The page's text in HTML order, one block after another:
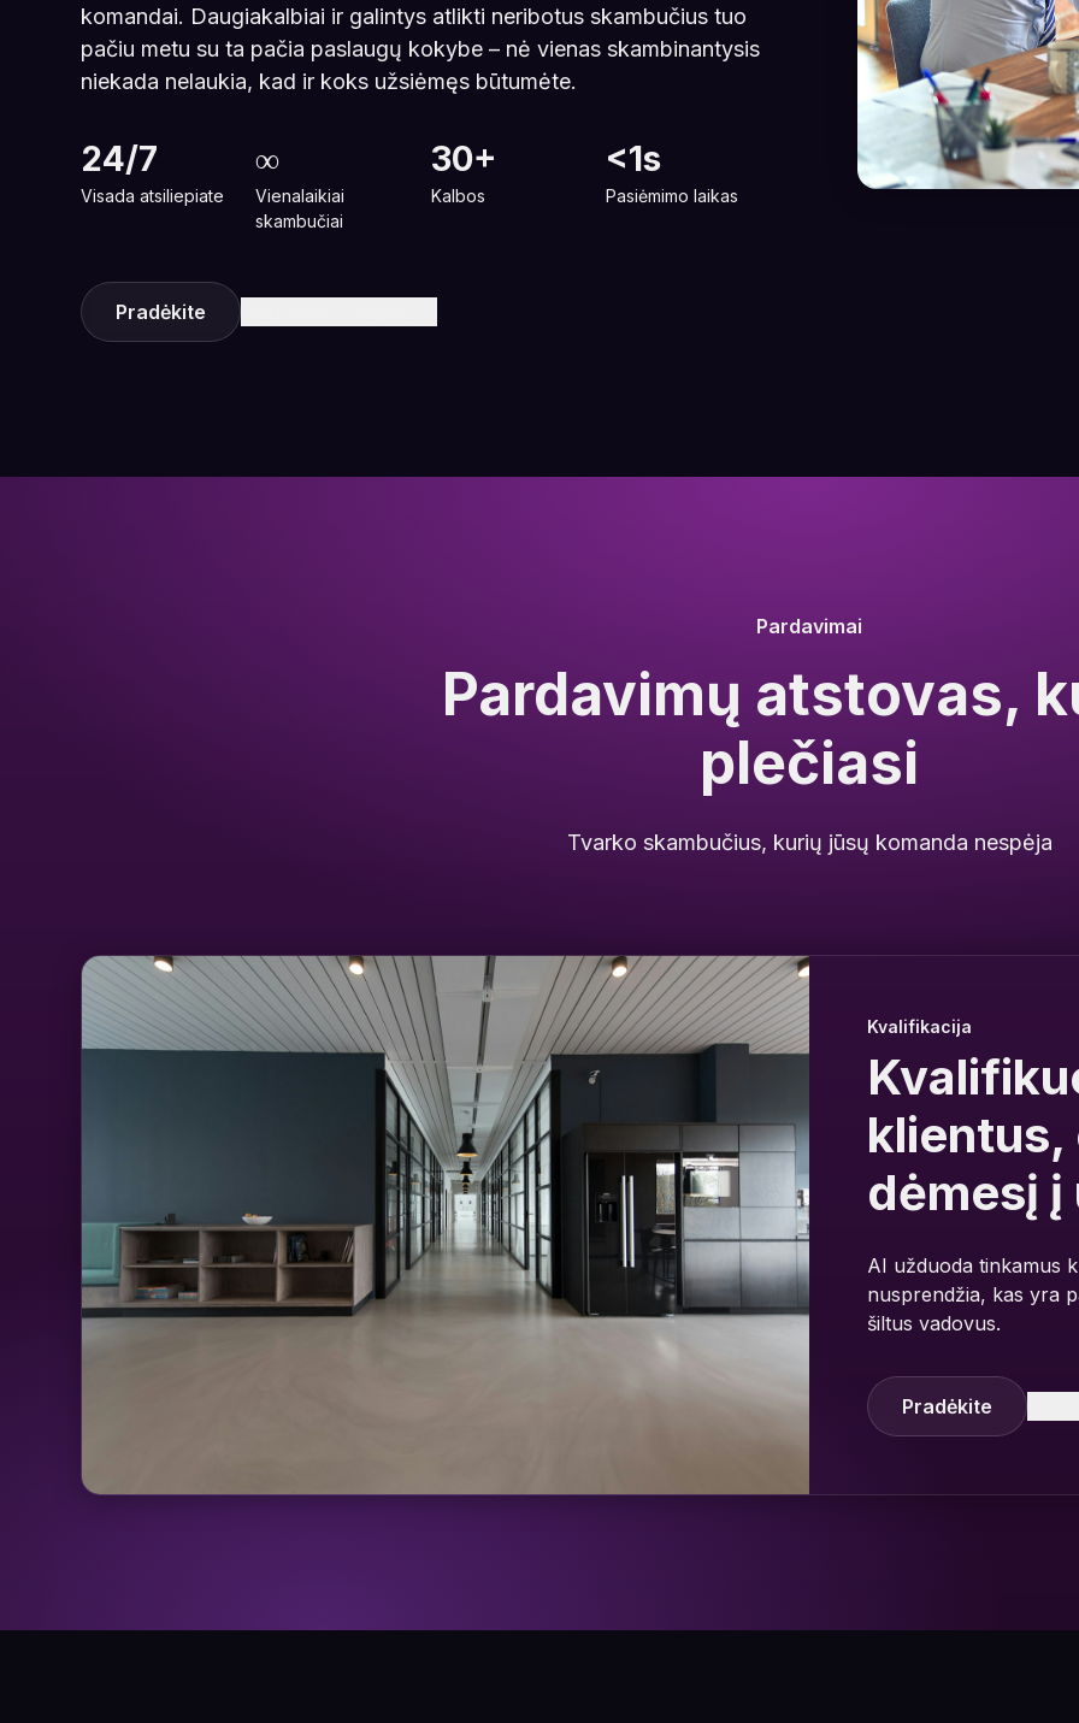
komandai. Daugiakalbiai ir galintys atlikti neribotus skambučius tuo
pačiu metu su ta pačia paslaugų kokybe – nė vienas skambinantysis
niekada nelaukia, kad ir koks užsiėmęs būtumėte.
24/7
Visada atsiliepiate
∞
Vienalaikiai
skambučiai
30+
Kalbos
<1s
Pasiėmimo laikas
Pradėkite
Pardavimai
Pardavimų atstovas,
plečiasi
Tvarko skambučius, kurių jūsų komanda nespėja
Kvalifikacija
klientus,
dėmesį
AI užduoda tinkamus
nusprendžia, kas yra
šiltus vadovus.
Pradėkite